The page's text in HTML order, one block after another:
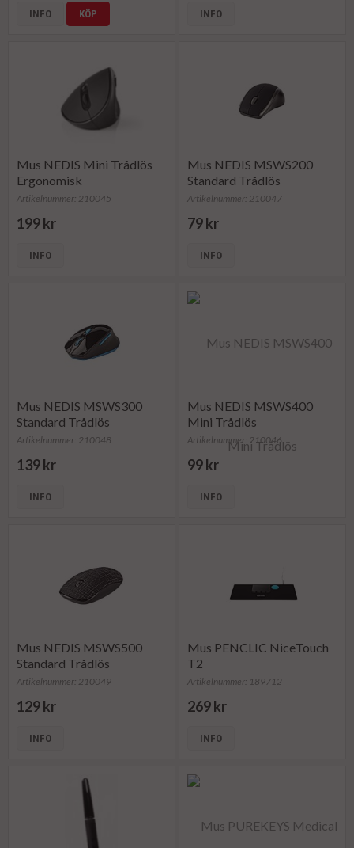
INFO KÖP INFO
Mus NEDIS Mini Trådlös
Ergonomisk
Artikelnummer: 210045
199 kr
INFO
Mus NEDIS MSWS200
Standard Trådlös
Artikelnummer: 210047
79 kr
INFO
Mus NEDIS MSWS300
Standard Trådlös
Artikelnummer: 210048
139 kr
INFO
Mus NEDIS MSWS400
Mini Trådlös
Artikelnummer: 210046
99 kr
INFO
Mus NEDIS MSWS500
Standard Trådlös
Artikelnummer: 210049
129 kr
INFO
Mus PENCLIC NiceTouch
T2
Artikelnummer: 189712
269 kr
INFO